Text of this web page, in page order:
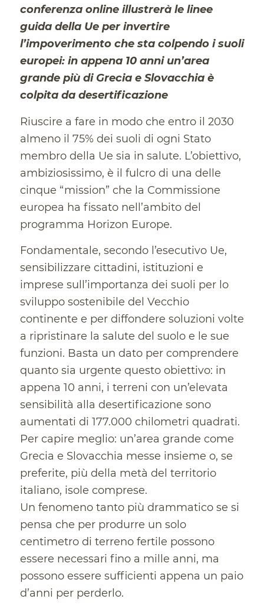
conferenza online illustrerà le linee
guida della Ue per invertire
l’impoverimento che sta colpendo i suoli
europei: in appena 10 anni un’area
grande più di Grecia e Slovacchia è
colpita da desertificazione
Riuscire a fare in modo che entro il 2030
almeno il 75% dei suoli di ogni Stato
membro della Ue sia in salute. L’obiettivo,
ambiziosissimo, è il fulcro di una delle
cinque “mission” che la Commissione
europea ha fissato nell’ambito del
programma Horizon Europe.
Fondamentale, secondo l’esecutivo Ue,
sensibilizzare cittadini, istituzioni e
imprese sull’importanza dei suoli per lo
sviluppo sostenibile del Vecchio
continente e per diffondere soluzioni volte
a ripristinare la salute del suolo e le sue
funzioni. Basta un dato per comprendere
quanto sia urgente questo obiettivo: in
appena 10 anni, i terreni con un’elevata
sensibilità alla desertificazione sono
aumentati di 177.000 chilometri quadrati.
Per capire meglio: un’area grande come
Grecia e Slovacchia messe insieme o, se
preferite, più della metà del territorio
italiano, isole comprese.
Un fenomeno tanto più drammatico se si
pensa che per produrre un solo
centimetro di terreno fertile possono
essere necessari fino a mille anni, ma
possono essere sufficienti appena un paio
d’anni per perderlo.